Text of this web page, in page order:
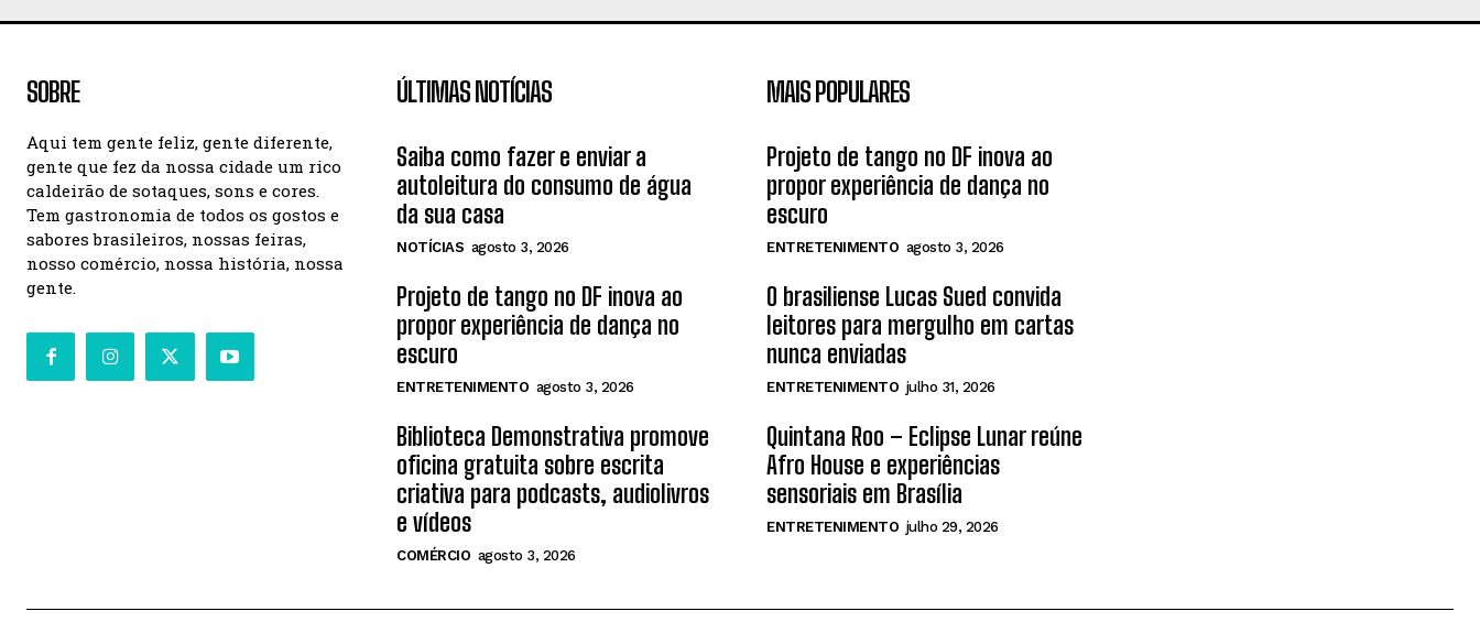
SOBRE
Aqui tem gente feliz, gente diferente,
gente que fez da nossa cidade um rico
caldeirão de sotaques, sons e cores.
Tem gastronomia de todos os gostos e
sabores brasileiros, nossas feiras,
nosso comércio, nossa história, nossa
gente.
ÚLTIMAS NOTÍCIAS
Saiba como fazer e enviar a
autoleitura do consumo de água
da sua casa
NOTÍCIAS agosto 3, 2026
Projeto de tango no DF inova ao
propor experiência de dança no
escuro
ENTRETENIMENTO agosto 3, 2026
Biblioteca Demonstrativa promove
oficina gratuita sobre escrita
criativa para podcasts, audiolivros
e vídeos
COMÉRCIO agosto 3, 2026
MAIS POPULARES
Projeto de tango no DF inova ao
propor experiência de dança no
escuro
ENTRETENIMENTO agosto 3, 2026
O brasiliense Lucas Sued convida
leitores para mergulho em cartas
nunca enviadas
ENTRETENIMENTO julho 31, 2026
Quintana Roo – Eclipse Lunar reúne
Afro House e experiências
sensoriais em Brasília
ENTRETENIMENTO julho 29, 2026